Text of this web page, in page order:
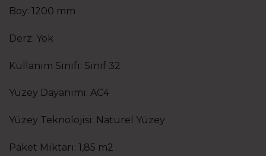
Boy: 1200 mm
Derz: Yok
Kullanım Sınıfı: Sınıf 32
Yüzey Dayanımı: AC4
Yüzey Teknolojisi: Naturel Yüzey
Paket Miktarı: 1,85 m2